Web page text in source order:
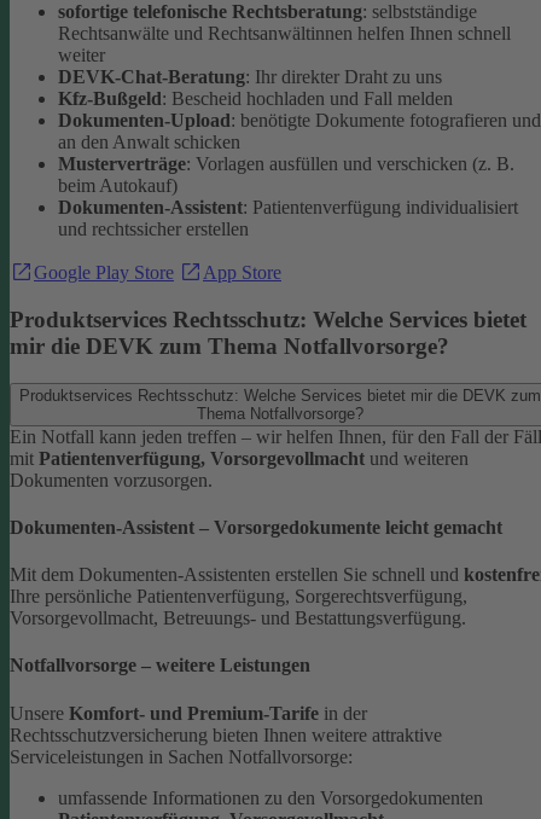
sofortige telefonische Rechtsberatung: selbstständige
Rechtsanwälte und Rechtsanwältinnen helfen Ihnen schnell
weiter
DEVK-Chat-Beratung: Ihr direkter Draht zu uns
Kfz-Bußgeld: Bescheid hochladen und Fall melden
Dokumenten-Upload: benötigte Dokumente fotografieren und
an den Anwalt schicken
Musterverträge: Vorlagen ausfüllen und verschicken (z. B.
beim Autokauf)
Dokumenten-Assistent: Patientenverfügung individualisiert
und rechtssicher erstellen
Google Play Store App Store
Produktservices Rechtsschutz: Welche Services bietet
mir die DEVK zum Thema Notfallvorsorge?
Produktservices Rechtsschutz: Welche Services bietet mir die DEVK zum
Thema Notfallvorsorge?
Ein Notfall kann jeden treffen – wir helfen Ihnen, für den Fall der
mit Patientenverfügung, Vorsorgevollmacht und weiteren
Dokumenten vorzusorgen.
Dokumenten-Assistent – Vorsorgedokumente leicht gemacht
Mit dem Dokumenten-Assistenten erstellen Sie schnell und
Ihre persönliche Patientenverfügung, Sorgerechtsverfügung,
Vorsorgevollmacht, Betreuungs- und Bestattungsverfügung.
Notfallvorsorge – weitere Leistungen
Unsere Komfort- und Premium-Tarife in der
Rechtsschutzversicherung bieten Ihnen weitere attraktive
Serviceleistungen in Sachen Notfallvorsorge:
umfassende Informationen zu den Vorsorgedokumenten